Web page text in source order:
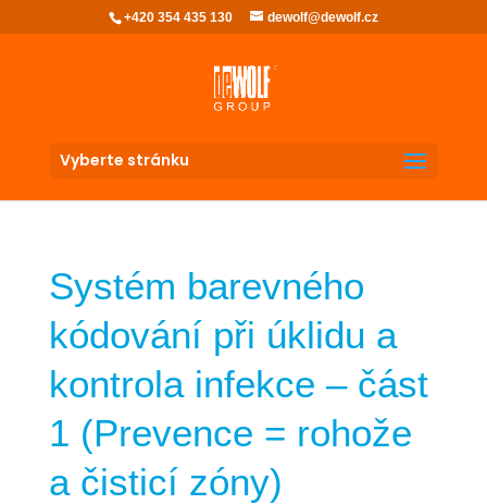
+420 354 435 130 dewolf@dewolf.cz
Vyberte stránku
Systém barevného
kódování při úklidu a
kontrola infekce – část
1 (Prevence = rohože
a čisticí zóny)